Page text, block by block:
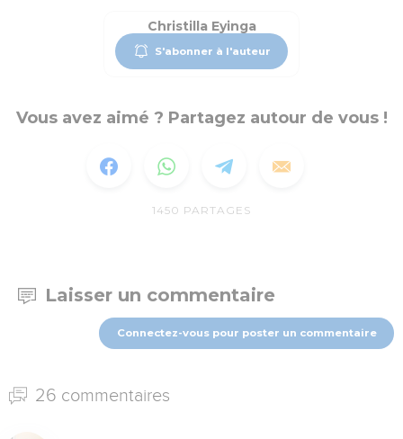
Christilla Eyinga
S'abonner à l'auteur
Vous avez aimé ? Partagez autour de vous !
1450 PARTAGES
Laisser un commentaire
Connectez-vous pour poster un commentaire
26 commentaires